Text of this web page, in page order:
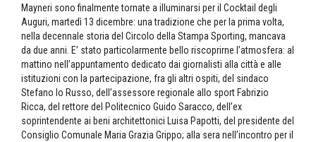
Mayneri sono finalmente tornate a illuminarsi per il Cocktail degli
Auguri, martedì 13 dicembre: una tradizione che per la prima volta,
nella decennale storia del Circolo della Stampa Sporting, mancava
da due anni. E’ stato particolarmente bello riscoprirne l’atmosfera: al
mattino nell’appuntamento dedicato dai giornalisti alla città e alle
istituzioni con la partecipazione, fra gli altri ospiti, del sindaco
Stefano lo Russo, dell’assessore regionale allo sport Fabrizio
Ricca, del rettore del Politecnico Guido Saracco, dell’ex
soprintendente ai beni architettonici Luisa Papotti, del presidente del
Consiglio Comunale Maria Grazia Grippo; alla sera nell’incontro per il